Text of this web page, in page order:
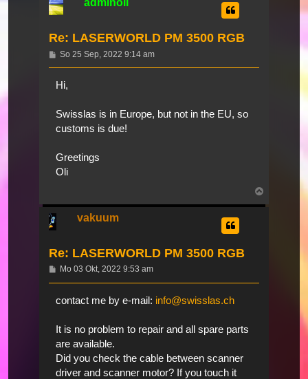
adminoli
Re: LASERWORLD PM 3500 RGB
Beitrag
So 25 Sep, 2022 9:14 am
Hi,
Swisslas is in Europe, but not in the EU, so
customs is due!
Greetings
Oli
vakuum
Re: LASERWORLD PM 3500 RGB
Beitrag
Mo 03 Okt, 2022 9:53 am
contact me by e-mail: info@swisslas.ch
It is no problem to repair and all spare parts
are available.
Did you check the cable between scanner
driver and scanner motor? If you touch it